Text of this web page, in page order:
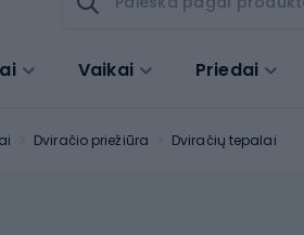
Vaikai Priedai
Dviračio priežiūra Dviračių tepalai